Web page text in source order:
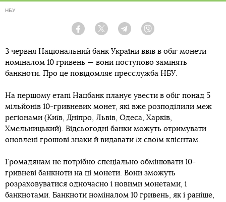
НБУ
Facebook Twitter Telegram
3 червня Національний банк України ввів в обіг монети
номіналом 10 гривень — вони поступово замінять
банкноти. Про це повідомляє пресслужба НБУ.
На першому етапі Нацбанк планує увести в обіг понад 5
мільйонів 10-гривневих монет, які вже розподілили меж
регіонами (Київ, Дніпро, Львів, Одеса, Харків,
Хмельницький). Відсьогодні банки можуть отримувати
оновлені грошові знаки й видавати їх своїм клієнтам.
Громадянам не потрібно спеціально обмінювати 10-
гривневі банкноти на ці монети. Вони зможуть
розраховуватися одночасно і новими монетами, і
банкнотами. Банкноти номіналом 10 гривень, як і раніше,